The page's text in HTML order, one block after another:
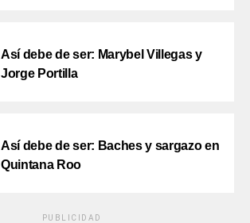
Así debe de ser: Marybel Villegas y
Jorge Portilla
Así debe de ser: Baches y sargazo en
Quintana Roo
PUBLICIDAD